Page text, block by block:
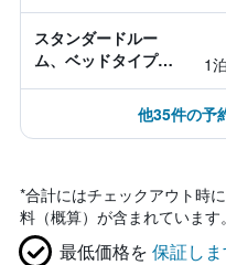
スタンダードルー
ム、ベッドタイプ情
1
他35件の予
*合計にはチェックアウト時
料（概算）が含まれています。
最低価格を 保証し